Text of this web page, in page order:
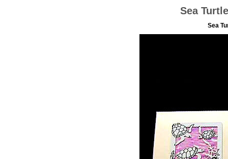
Sea
Sea